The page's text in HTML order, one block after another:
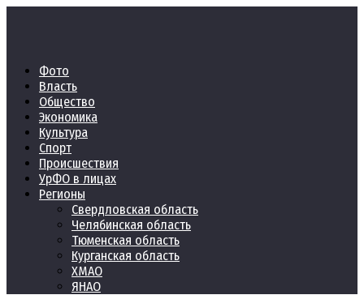
Фото
Власть
Общество
Экономика
Культура
Спорт
Происшествия
УрФО в лицах
Регионы
Свердловская область
Челябинская область
Тюменская область
Курганская область
ХМАО
ЯНАО